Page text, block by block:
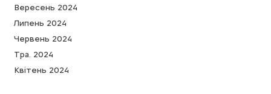
Вересень 2024
Липень 2024
Червень 2024
Тра. 2024
Квітень 2024